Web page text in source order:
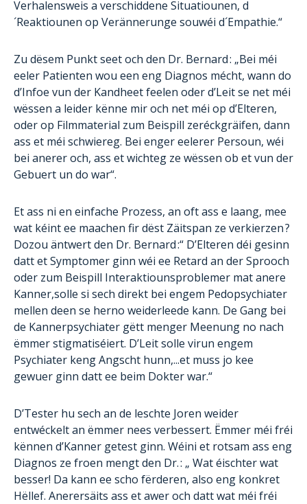
Verhalensweis a verschiddene Situatiounen, d
´Reaktiounen op Verännerunge souwéi d´Empathie.“
Zu dësem Punkt seet och den Dr. Bernard : „Bei méi
eeler Patienten wou een eng Diagnos mécht, wann do
d’Infoe vun der Kandheet feelen oder d’Leit se net méi
wëssen a leider kënne mir och net méi op d’Elteren,
oder op Filmmaterial zum Beispill zeréckgräifen, dann
ass et méi schwiereg. Bei enger eelerer Persoun, wéi
bei anerer och, ass et wichteg ze wëssen ob et vun der
Gebuert un do war“.
Et ass ni en einfache Prozess, an oft ass e laang, mee
wat kéint ee maachen fir dëst Zäitspan ze verkierzen ?
Dozou äntwert den Dr. Bernard :“ D’Elteren déi gesinn
datt et Symptomer ginn wéi ee Retard an der Sprooch
oder zum Beispill Interaktiounsproblemer mat anere
Kanner,solle si sech direkt bei engem Pedopsychiater
mellen deen se herno weiderleede kann. De Gang bei
de Kannerpsychiater gëtt menger Meenung no nach
ëmmer stigmatiséiert. D’Leit solle virun engem
Psychiater keng Angscht hunn,...et muss jo kee
gewuer ginn datt ee beim Dokter war.“
D’Tester hu sech an de leschte Joren weider
entwéckelt an ëmmer nees verbessert. Ëmmer méi fréi
kënnen d’Kanner getest ginn. Wéini et rotsam ass eng
Diagnos ze froen mengt den Dr. : „ Wat éischter wat
besser! Da kann ee scho fërderen, also eng konkret
Hëllef. Anerersäits ass et awer och datt wat méi fréi